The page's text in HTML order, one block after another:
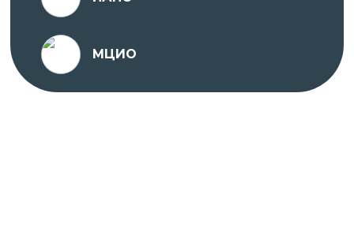
На платформе предоставляется доступ к
различным учебным материалам, тестам и
заданиям, которые помогут вам освоить
МЦИО